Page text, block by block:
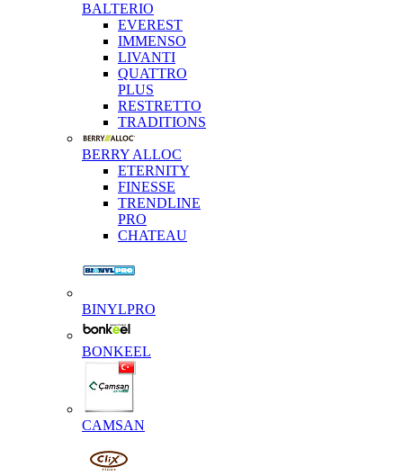
BALTERIO
EVEREST
IMMENSO
LIVANTI
QUATTRO
PLUS
RESTRETTO
TRADITIONS
BERRY ALLOC
ETERNITY
FINESSE
TRENDLINE
PRO
CHATEAU
BINYLPRO
BONKEEL
CAMSAN